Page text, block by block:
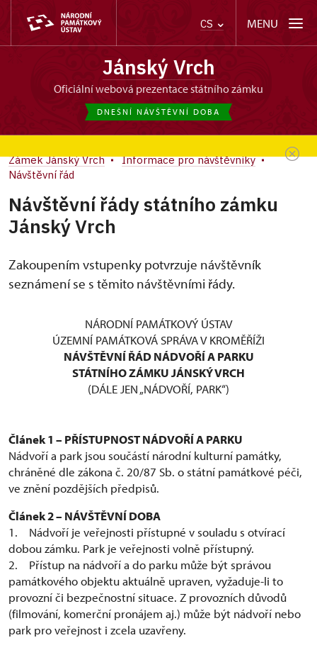
CS MENU
Jánský Vrch
oficiální webová prezentace státního zámku
DNEŠNÍ NÁVŠTĚVNÍ DOBA
Zámek Jánský Vrch
Informace pro návštěvníky
Návštěvní řád
Návštěvní řády státního zámku
Jánský Vrch
Zakoupením vstupenky potvrzuje návštěvník
seznámení se s těmito návštěvními řády.
NÁRODNÍ PAMÁTKOVÝ ÚSTAV
ÚZEMNÍ PAMÁTKOVÁ SPRÁVA V KROMĚŘÍŽI
NÁVŠTĚVNÍ ŘÁD NÁDVOŘÍ A PARKU
STÁTNÍHO ZÁMKU JÁNSKÝ VRCH
(DÁLE JEN „NÁDVOŘÍ, PARK“)
Článek 1 – PŘÍSTUPNOST NÁDVOŘÍ A PARKU
Nádvoří a park jsou součástí národní kulturní památky,
chráněné dle zákona č. 20/87 Sb. o státní památkové péči,
ve znění pozdějších předpisů.
Článek 2 – NÁVŠTĚVNÍ DOBA
1. Nádvoří je veřejnosti přístupné v souladu s otvírací
dobou zámku. Park je veřejnosti volně přístupný.
2. Přístup na nádvoří a do parku může být správou
památkového objektu aktuálně upraven, vyžaduje-li to
provozní či bezpečnostní situace. Z provozních důvodů
(filmování, komerční pronájem aj.) může být nádvoří nebo
park pro veřejnost i zcela uzavřeny.